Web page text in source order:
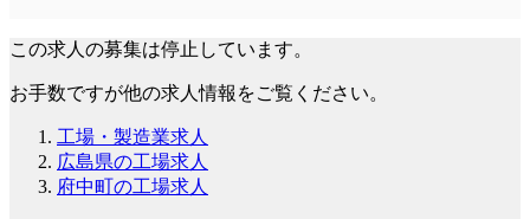
この求人の募集は停止しています。
お手数ですが他の求人情報をご覧ください。
工場・製造業求人
広島県の工場求人
府中町の工場求人